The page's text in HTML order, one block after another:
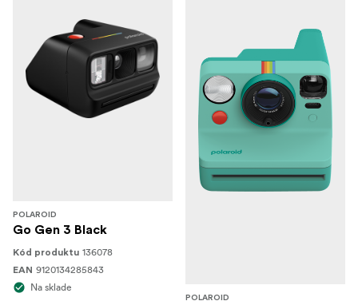
POLAROID
Go Gen 3 Black
Kód produktu 136078
EAN 9120134285843
Na sklade
POLAROID